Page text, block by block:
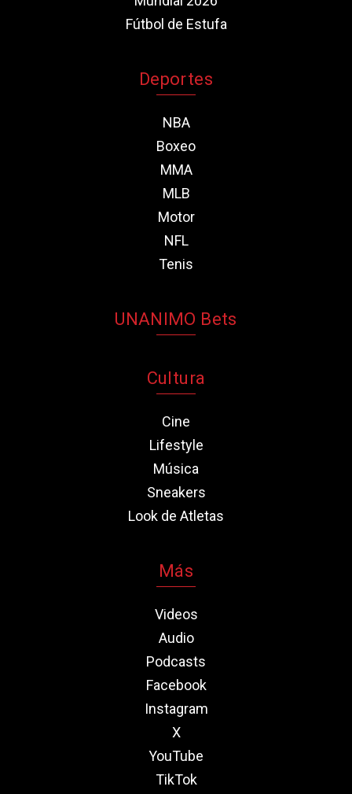
Fútbol de Estufa
Deportes
NBA
Boxeo
MMA
MLB
Motor
NFL
Tenis
UNANIMO Bets
Cultura
Cine
Lifestyle
Música
Sneakers
Look de Atletas
Más
Videos
Audio
Podcasts
Facebook
Instagram
X
YouTube
TikTok